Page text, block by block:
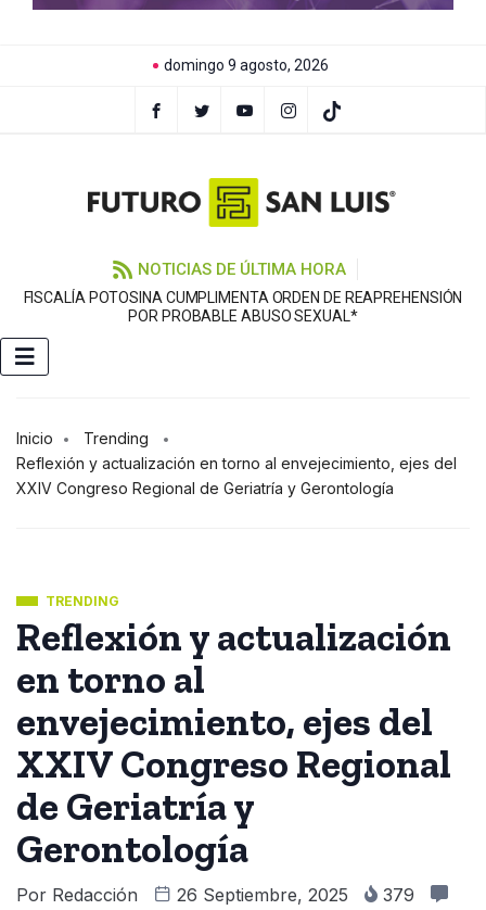
domingo 9 agosto, 2026
NOTICIAS DE ÚLTIMA HORA
FISCALÍA POTOSINA CUMPLIMENTA ORDEN DE REAPREHENSIÓN
POR PROBABLE ABUSO SEXUAL*
Inicio
Trending
Reflexión y actualización en torno al envejecimiento, ejes del
XXIV Congreso Regional de Geriatría y Gerontología
TRENDING
Reflexión y actualización
en torno al
envejecimiento, ejes del
XXIV Congreso Regional
de Geriatría y
Gerontología
Por Redacción 26 Septiembre, 2025
379